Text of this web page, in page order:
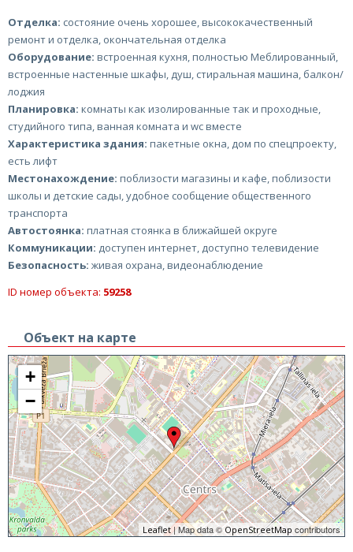
Отделка: состояние очень хорошее, высококачественный
ремонт и отделка, окончательная отделка
Оборудование: встроенная кухня, полностью Меблированный,
встроенные настенные шкафы, душ, стиральная машина, балкон/
лоджия
Планировка: комнаты как изолированные так и проходные,
студийного типа, ванная комната и wc вместе
Характеристика здания: пакетные окна, дом по спецпроекту,
есть лифт
Местонахождение: поблизости магазины и кафе, поблизости
школы и детские сады, удобное сообщение общественного
транспорта
Автостоянка: платная стоянка в ближайшей округе
Коммуникации: доступен интернет, доступно телевидение
Безопасность: живая охрана, видеонаблюдение
ID номер объекта: 59258
Объект на карте
+
−
Leaflet| Map data ©OpenStreetMap contributors